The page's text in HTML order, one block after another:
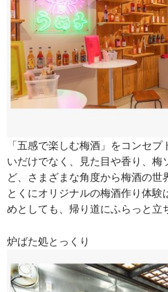
「五感で楽しむ梅酒」をコンセ
いだけでなく、見た目や香り、梅
ど、さまざまな角度から梅酒の世
とくにオリジナルの梅酒作り体験
めとしても、帰り道にふらっと立
炉ばた処とっくり